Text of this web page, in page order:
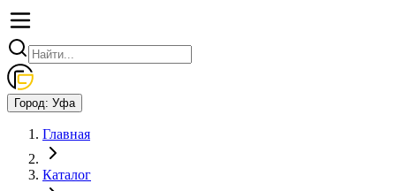
Город: Уфа
Главная
Каталог